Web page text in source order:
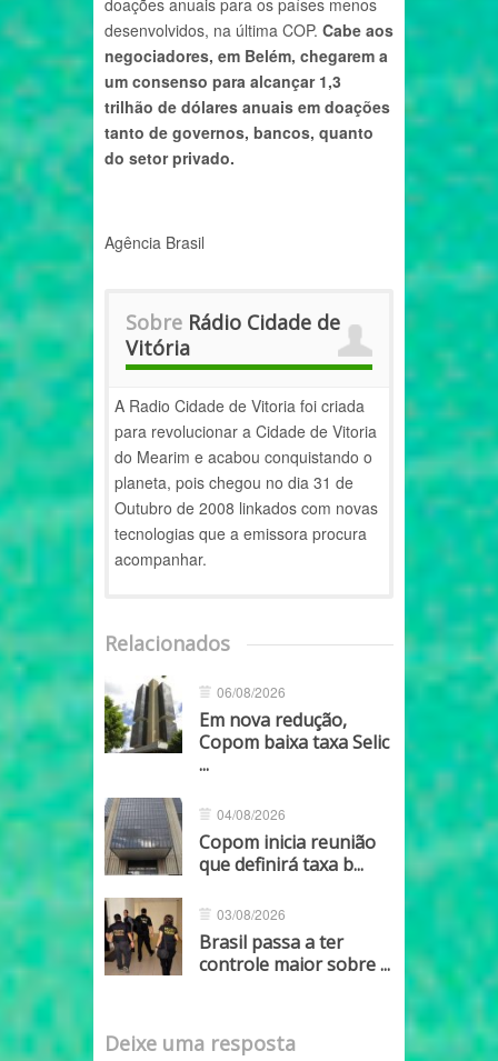
desenvolvidos, na última COP. Cabe aos
negociadores, em Belém, chegarem a
um consenso para alcançar 1,3
trilhão de dólares anuais em doações
tanto de governos, bancos, quanto
do setor privado.
Agência Brasil
Sobre Rádio Cidade de
Vitória
A Radio Cidade de Vitoria foi criada
para revolucionar a Cidade de Vitoria
do Mearim e acabou conquistando o
planeta, pois chegou no dia 31 de
Outubro de 2008 linkados com novas
tecnologias que a emissora procura
acompanhar.
Relacionados
06/08/2026
Em nova redução,
Copom baixa taxa Selic
...
04/08/2026
Copom inicia reunião
que definirá taxa b...
03/08/2026
Brasil passa a ter
controle maior sobre ...
Deixe uma resposta